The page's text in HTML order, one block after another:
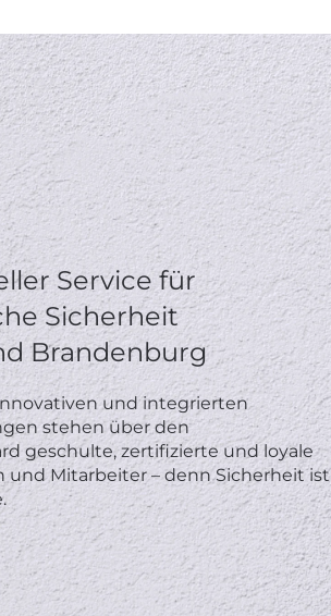
Service für
Sicherheit
Brandenburg
und integrierten
stehen über den
geschulte, zertifizierte und loyale
und Mitarbeiter – denn Sicherheit ist